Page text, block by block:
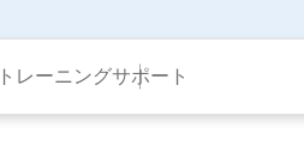
レーニングサポート